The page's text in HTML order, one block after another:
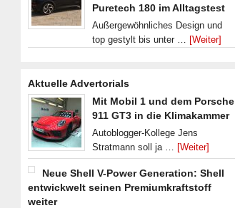
Puretech 180 im Alltagstest
Außergewöhnliches Design und
top gestylt bis unter … [Weiter]
Aktuelle Advertorials
Mit Mobil 1 und dem Porsche
911 GT3 in die Klimakammer
Autoblogger-Kollege Jens
Stratmann soll ja … [Weiter]
Neue Shell V-Power Generation: Shell
entwickwelt seinen Premiumkraftstoff
weiter